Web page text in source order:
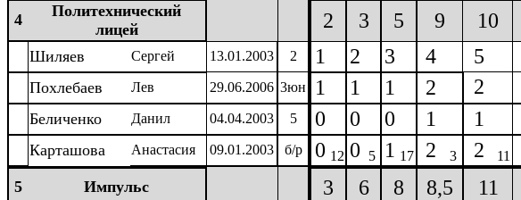
4
Политехнический
лицей
2 3 5 9 10
Шиляев Сергей 13.01.2003 2 1 2 3 4 5
Похлебаев
Лев 29.06.2006 3юн 1 1 1 2 2
Беличенко Данил 04.04.2003 5 0 0 0 1 1
Карташова Анастасия 09.01.2003 б/р 0 12 0 5 1 17 2 3 2 11
5 Импульс 3 6 8 8,5 11